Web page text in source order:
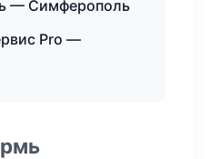
— Симферополь
Pro —